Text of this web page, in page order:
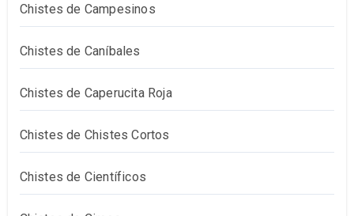
Chistes de Campesinos
Chistes de Caníbales
Chistes de Caperucita Roja
Chistes de Chistes Cortos
Chistes de Científicos